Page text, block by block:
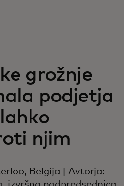
grožnje
podjetja
njim
Belgija | Avtorja:
izvršna podpredsednica